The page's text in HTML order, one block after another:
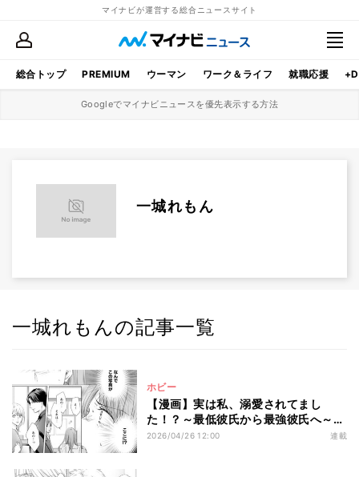
マイナビが運営する総合ニュースサイト
総合トップ PREMIUM ウーマン ワーク＆ライフ 就職応援
Googleでマイナビニュースを優先表示する方法
一城れもん
一城れもんの記事一覧
ホビー
【漫画】実は私、溺愛されてまし
た！？～最低彼氏から最強彼氏へ～
第17回 朝出社すると、オフィスの壁
2026/04/26 12:00 連載